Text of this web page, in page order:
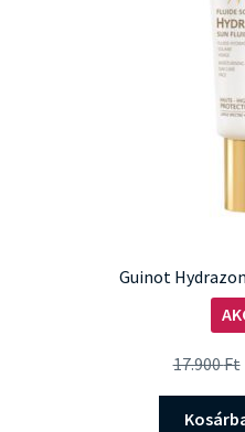
Guinot
17.900Ft